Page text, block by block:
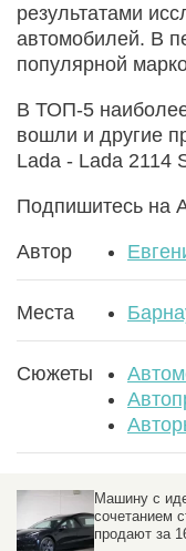
результатами
автомобилей. В
популярной
В ТОП-5
вошли и другие
Lada - Lada 2114
Подпишитесь на
Автор
Места
Сюжеты
Машину с
сочетанием
продают за